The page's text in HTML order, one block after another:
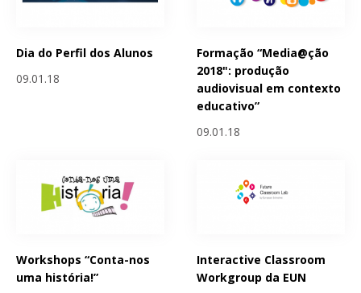
Dia do Perfil dos Alunos
09.01.18
Formação “Media@ção
2018": produção
audiovisual em contexto
educativo”
09.01.18
Workshops “Conta-nos
uma história!”
Interactive Classroom
Workgroup da EUN